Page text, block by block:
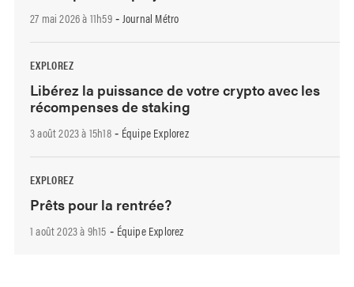
27 mai 2026 à 11h59- Journal Métro
EXPLOREZ
Libérez la puissance de votre crypto avec les
récompenses de staking
3 août 2023 à 15h18- Équipe Explorez
EXPLOREZ
Prêts pour la rentrée?
1 août 2023 à 9h15 - Équipe Explorez